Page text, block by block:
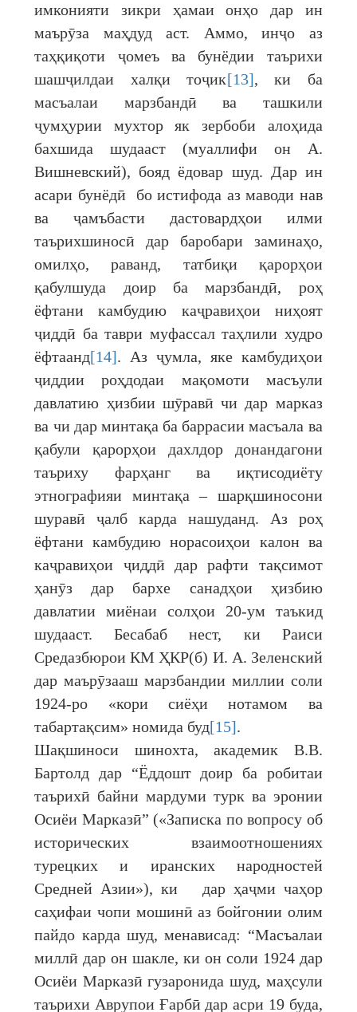
имконияти зикри ҳамаи онҳо дар ин
маърӯза маҳдуд аст. Аммо, инҷо аз
таҳқиқоти ҷомеъ ва бунёдии таърихи
шашҷилдаи халқи тоҷик[13], ки ба
масъалаи марзбандӣ ва ташкили
ҷумҳурии мухтор як зербоби алоҳида
бахшида шудааст (муаллифи он А.
Вишневский), бояд ёдовар шуд. Дар ин
асари бунёдӣ бо истифода аз маводи нав
ва ҷамъбасти дастовардҳои илми
таърихшиносӣ дар баробари заминаҳо,
омилҳо, раванд, татбиқи қарорҳои
қабулшуда доир ба марзбандӣ, роҳ
ёфтани камбудию каҷравиҳои ниҳоят
ҷиддӣ ба таври муфассал таҳлили худро
ёфтаанд[14]. Аз ҷумла, яке камбудиҳои
ҷиддии роҳдодаи мақомоти масъули
давлатию ҳизбии шӯравӣ чи дар марказ
ва чи дар минтақа ба баррасии масъала ва
қабули қарорҳои дахлдор донандагони
таъриху фарҳанг ва иқтисодиёту
этнографияи минтақа – шарқшиносони
шуравӣ ҷалб карда нашуданд. Аз роҳ
ёфтани камбудию норасоиҳои калон ва
каҷравиҳои ҷиддӣ дар рафти тақсимот
ҳанӯз дар бархе санадҳои ҳизбию
давлатии миёнаи солҳои 20-ум таъкид
шудааст. Бесабаб нест, ки Раиси
Средазбюрои КМ ҲКР(б) И. А. Зеленский
дар маърӯзааш марзбандии миллии соли
1924-ро «кори сиёҳи нотамом ва
табартақсим» номида буд[15].
Шақшиноси шинохта, академик В.В.
Бартолд дар “Ёддошт доир ба робитаи
таърихӣ байни мардуми турк ва эронии
Осиёи Марказӣ” («Записка по вопросу об
исторических взаимоотношениях
турецких и иранских народностей
Средней Азии»), ки дар ҳаҷми чаҳор
саҳифаи чопи мошинӣ аз бойгонии олим
пайдо карда шуд, менависад: “Масъалаи
миллӣ дар он шакле, ки он соли 1924 дар
Осиёи Марказӣ гузаронида шуд, маҳсули
таърихи Аврупои Ғарбӣ дар асри 19 буда,